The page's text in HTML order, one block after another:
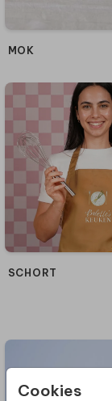
Cookies
MOK
SCHORT